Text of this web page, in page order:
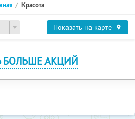
Красота
Показать на карте
БОЛЬШЕ АКЦИЙ